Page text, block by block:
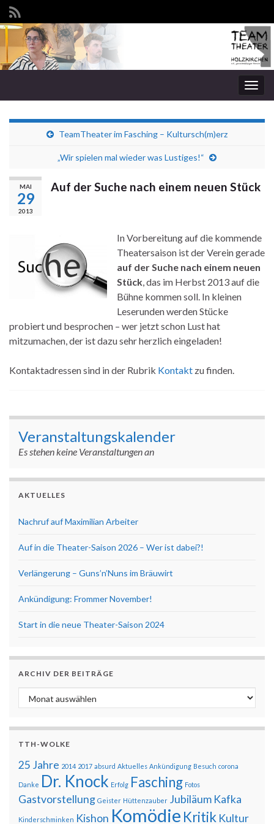
TeamTheater im Fasching – Kultursch(m)erz
„Wir spielen mal wieder was Lustiges!“
MAI
29
2013
Auf der Suche nach einem neuen Stück
In Vorbereitung auf die kommende
Theatersaison ist der Verein gerade
auf der Suche nach einem neuen
Stück, das im Herbst 2013 auf die
Bühne kommen soll. In kleinen
Leserunden werden Stücke
probiert und besprochen – wer jetzt schon Lust hat
mitzumachen, der ist dazu sehr herzlich eingeladen!
Kontaktadressen sind in der Rubrik Kontakt zu finden.
Veranstaltungskalender
Es stehen keine Veranstaltungen an
AKTUELLES
Nachruf auf Maximilian Arbeiter
Auf in die Theater-Saison 2026 – Wer ist dabei?!
Verlängerung – Guns’n’Nuns im Bräuwirt
Ankündigung: Frommer November!
Start in die neue Theater-Saison 2024
ARCHIV DER BEITRÄGE
Archiv der Beiträge
TTH-WOLKE
25 Jahre 2014 2017 absurd Aktuelles Ankündigung Besuch corona
Danke Dr. Knock Erfolg Fasching Fotos
Gastvorstellung Geister Hüttenzauber Jubiläum Kafka
Kinderschminken Kishon Komödie Kritik Kultur